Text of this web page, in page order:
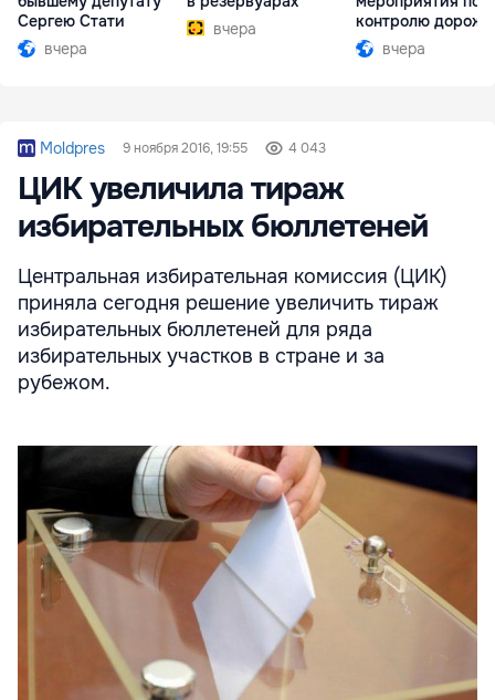
Сергею Стати
вчера
вчера
контролю
движения
вчера
Moldpres 9 ноября 2016, 19:55 4 043
ЦИК увеличила тираж
избирательных бюллетеней
Центральная избирательная комиссия (ЦИК)
приняла сегодня решение увеличить тираж
избирательных бюллетеней для ряда
избирательных участков в стране и за
рубежом.